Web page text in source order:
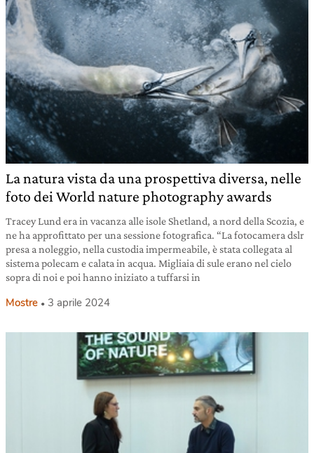
La natura vista da una prospettiva diversa, nelle
foto dei World nature photography awards
Tracey Lund era in vacanza alle isole Shetland, a nord della Scozia, e
ne ha approfittato per una sessione fotografica. “La fotocamera dslr
presa a noleggio, nella custodia impermeabile, è stata collegata al
sistema polecam e calata in acqua. Migliaia di sule erano nel cielo
sopra di noi e poi hanno iniziato a tuffarsi in
Mostre 3 aprile 2024